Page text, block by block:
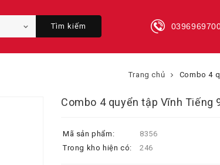
Tìm kiếm
Trang chủ Combo 4
Combo 4 quyển tập Vĩnh Tiếng
Mã sản phẩm:
8356
Trong kho hiện có:
246